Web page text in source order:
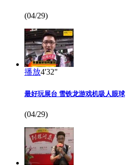
(04/29)
播放4'32"
最好玩展台 雪铁龙游戏机吸人眼球
(04/29)